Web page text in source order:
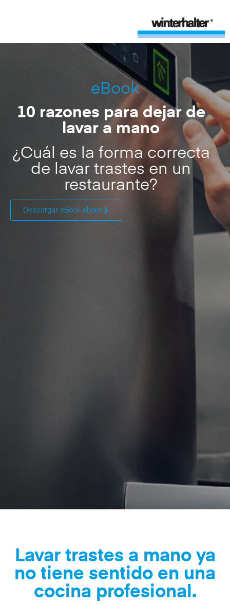
eBook
10 razones para dejar de
lavar a mano
¿Cuál es la forma correcta
de lavar trastes en un
restaurante?
Descargar eBook ahora
Lavar trastes a mano ya
no tiene sentido en una
cocina profesional.